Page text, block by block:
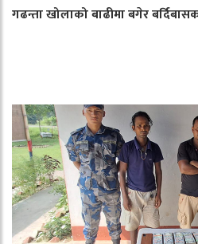
गढन्ता खोलाको बाढीमा बगेर